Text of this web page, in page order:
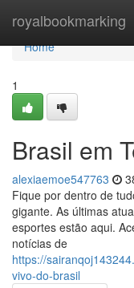
royalbookmarking
Home
Home
1
Brasil em
alexiaemoe547763
Fique por dentro de
gigante. As últimas
esportes estão aqui.
notícias de
https://
vivo-do-brasil